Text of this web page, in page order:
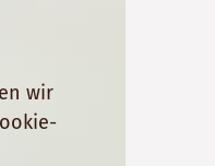
wir